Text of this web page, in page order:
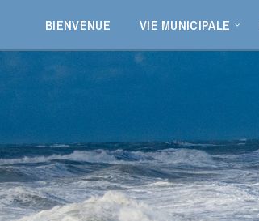
barre
latérale
de
page
BIENVENUE VIE MUNICIPALE